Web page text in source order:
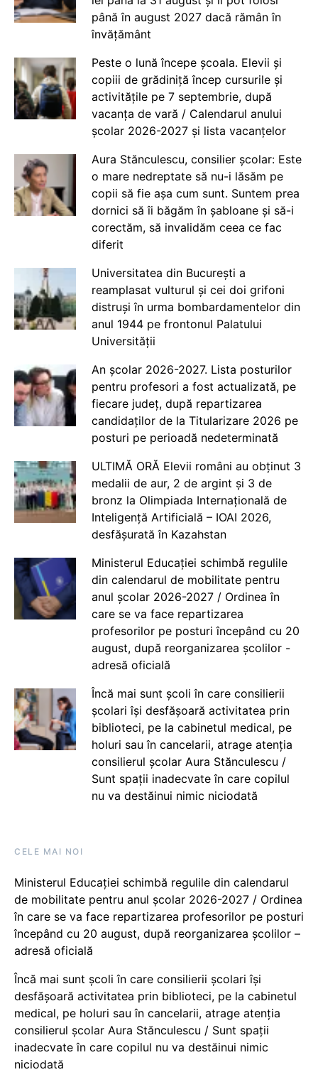
până în august 2027 dacă rămân în
învățământ
Peste o lună începe școala. Elevii și
copiii de grădiniță încep cursurile și
activitățile pe 7 septembrie, după
vacanța de vară / Calendarul anului
școlar 2026-2027 și lista vacanțelor
Aura Stănculescu, consilier școlar: Este
o mare nedreptate să nu-i lăsăm pe
copii să fie așa cum sunt. Suntem prea
dornici să îi băgăm în șabloane și să-i
corectăm, să invalidăm ceea ce fac
diferit
Universitatea din București a
reamplasat vulturul și cei doi grifoni
distruși în urma bombardamentelor din
anul 1944 pe frontonul Palatului
Universității
An școlar 2026-2027. Lista posturilor
pentru profesori a fost actualizată, pe
fiecare județ, după repartizarea
candidaților de la Titularizare 2026 pe
posturi pe perioadă nedeterminată
ULTIMĂ ORĂ Elevii români au obținut 3
medalii de aur, 2 de argint și 3 de
bronz la Olimpiada Internațională de
Inteligență Artificială – IOAI 2026,
desfășurată în Kazahstan
Ministerul Educației schimbă regulile
din calendarul de mobilitate pentru
anul școlar 2026-2027 / Ordinea în
care se va face repartizarea
profesorilor pe posturi începând cu 20
august, după reorganizarea școlilor -
adresă oficială
Încă mai sunt școli în care consilierii
școlari își desfășoară activitatea prin
biblioteci, pe la cabinetul medical, pe
holuri sau în cancelarii, atrage atenția
consilierul școlar Aura Stănculescu /
Sunt spații inadecvate în care copilul
nu va destăinui nimic niciodată
CELE MAI NOI
Ministerul Educației schimbă regulile din calendarul
de mobilitate pentru anul școlar 2026-2027 / Ordinea
în care se va face repartizarea profesorilor pe posturi
începând cu 20 august, după reorganizarea școlilor –
adresă oficială
Încă mai sunt școli în care consilierii școlari își
desfășoară activitatea prin biblioteci, pe la cabinetul
medical, pe holuri sau în cancelarii, atrage atenția
consilierul școlar Aura Stănculescu / Sunt spații
inadecvate în care copilul nu va destăinui nimic
niciodată